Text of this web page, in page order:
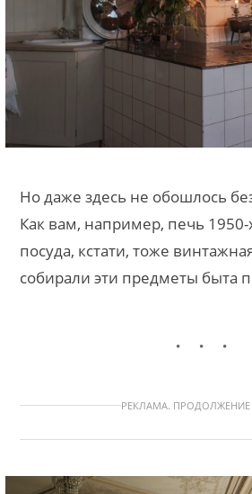
Но даже здесь не обошлось
Как вам, например, печь 1950-
посуда, кстати, тоже
собирали эти предметы быта
РЕКЛАМА.